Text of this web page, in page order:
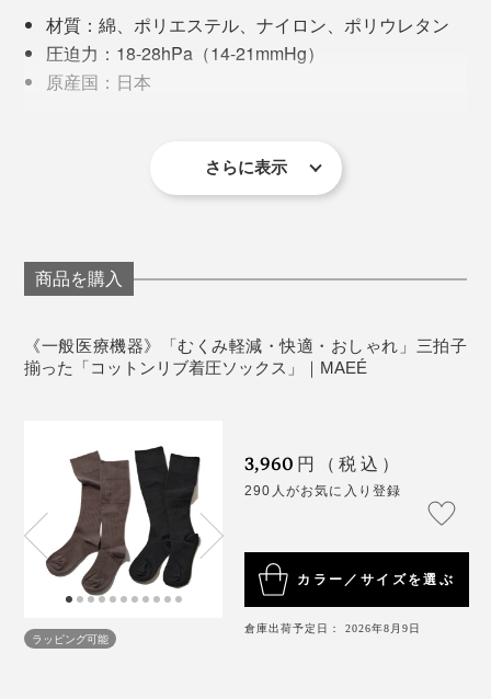
てることさえ忘れていたほどなのに、足がむくんでいな
くて感動しました。履き口もかなりゆるめにつくられて
いて、ソックス跡もつかず、ずり落ちることもありませ
ファッション的にも違和感なく、履いたまま観光。一日
中歩き回っても大丈夫でした。
こんな着圧ソックス初めてです！」
材質：綿、ポリエステル、ナイロン、ポリウレタン
圧迫力：18-28hPa（14-21mmHg）
原産国：日本
重度の動脈血行障害、うっ血性心不全及び有痛性青
装着部位に極度の変形を有する患者
深部静脈血栓症の患者であり、本品を装着すると肺
＜以下の方は医師にご相談ください＞
動脈血行障害、うっ血性心不全及び装着部位に炎症
糖尿病患者
繊維に対して、過敏症の患者
＜使用上の注意＞
医師が必要と認める場合を除き、就寝時は着用しな
いでください。
着用時はアクセサリーを外し、爪を立てないように
注意してください。
さらに表示
商品を購入
《一般医療機器》「むくみ軽減・快適・おしゃれ」三拍子
揃った「コットンリブ着圧ソックス」｜MAEÉ
ラッピング可能
3,960 円（税込）
290人がお気に入り登録
カラー／サイズを選ぶ
倉庫出荷予定日： 2026年8月9日